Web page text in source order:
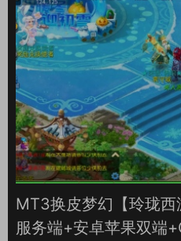
MT3换皮梦幻【玲珑
服务端+安卓苹果双端